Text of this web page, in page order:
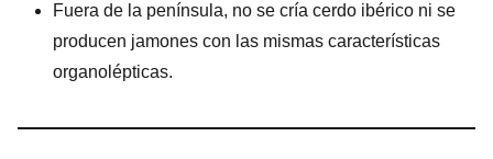
Fuera de la península, no se cría cerdo ibérico ni se
producen jamones con las mismas características
organolépticas.